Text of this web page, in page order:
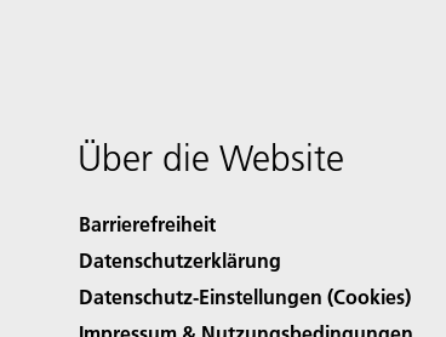
Über die Website
Barrierefreiheit
Datenschutzerklärung
Datenschutz-Einstellungen (Cookies)